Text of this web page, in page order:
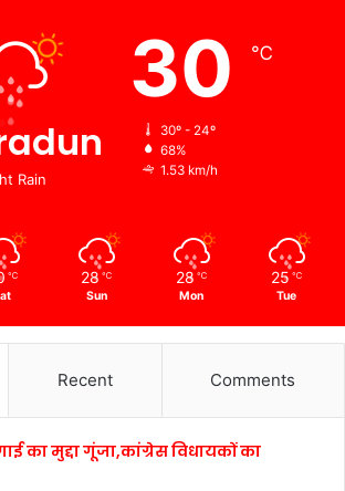
Rain
30 ℃
30º - 24º
68%
1.53 km/h
℃ 28 ℃
Sun
28 ℃
Mon
25 ℃
Tue
Recent Comments
का मुद्दा गूंजा,कांग्रेस विधायकों का